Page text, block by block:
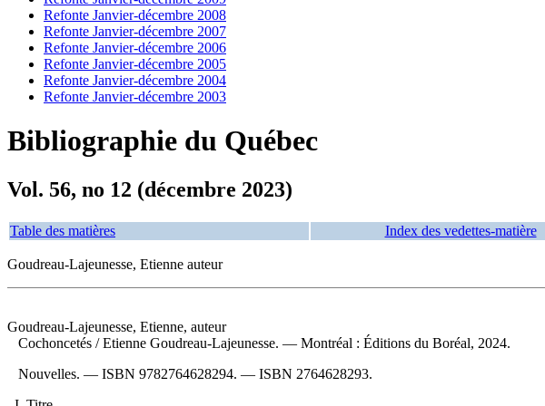
Refonte Janvier-décembre 2008
Refonte Janvier-décembre 2007
Refonte Janvier-décembre 2006
Refonte Janvier-décembre 2005
Refonte Janvier-décembre 2004
Refonte Janvier-décembre 2003
Bibliographie du Québec
Vol. 56, no 12 (décembre 2023)
Table des matières Index des vedettes-matière
Goudreau-Lajeunesse, Etienne auteur
Goudreau-Lajeunesse, Etienne, auteur
Cochoncetés / Etienne Goudreau-Lajeunesse. — Montréal : Éditions du Boréal, 2024.
Nouvelles. — ISBN 9782764628294. — ISBN 2764628293.